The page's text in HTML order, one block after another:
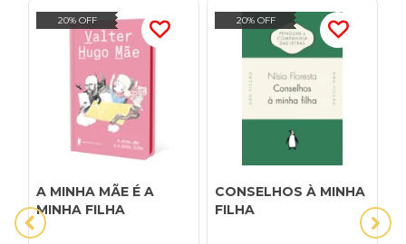
20% OFF
A MINHA MÃE É A
MINHA FILHA
20% OFF
CONSELHOS À MINHA
FILHA